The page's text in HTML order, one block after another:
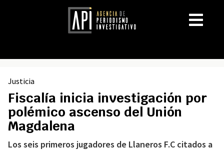
Justicia
Fiscalía inicia investigación por
polémico ascenso del Unión
Magdalena
Los seis primeros jugadores de Llaneros F.C citados a